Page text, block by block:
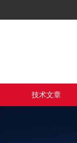
技术文章